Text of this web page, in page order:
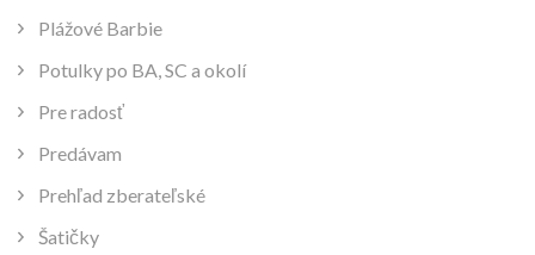
Plážové Barbie
Potulky po BA, SC a okolí
Pre radosť
Predávam
Prehľad zberateľské
Šatičky